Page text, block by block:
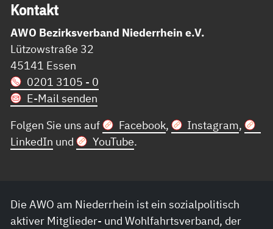
Kon­takt
AWO Bezirksverband Niederrhein e.V.
Lützowstraße 32
45141 Essen
0201 3105 - 0
E-Mail senden
Folgen Sie uns auf
Facebook, Instagram,
LinkedIn und YouTube.
Die AWO am Niederrhein ist ein sozialpolitisch
aktiver Mitglieder- und Wohlfahrtsverband, der